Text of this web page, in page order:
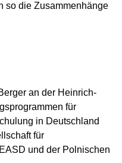
so die Zusammenhänge
an der Heinrich-
für
in Deutschland
für
und der Polnischen